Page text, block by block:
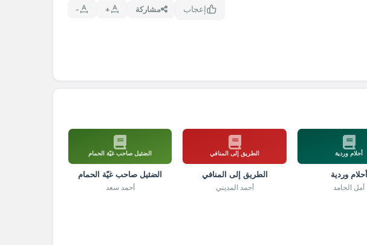
إعجاب مشاركة +
-
أحلام وردية
أحلام وردية
أمل الحامد
الطريق إلى المنافي
الطريق إلى المنافي
أحمد المديني
الضئيل صاحب غيّة الحمام
الضئيل صاحب غيّة الحمام
أحمد سعد